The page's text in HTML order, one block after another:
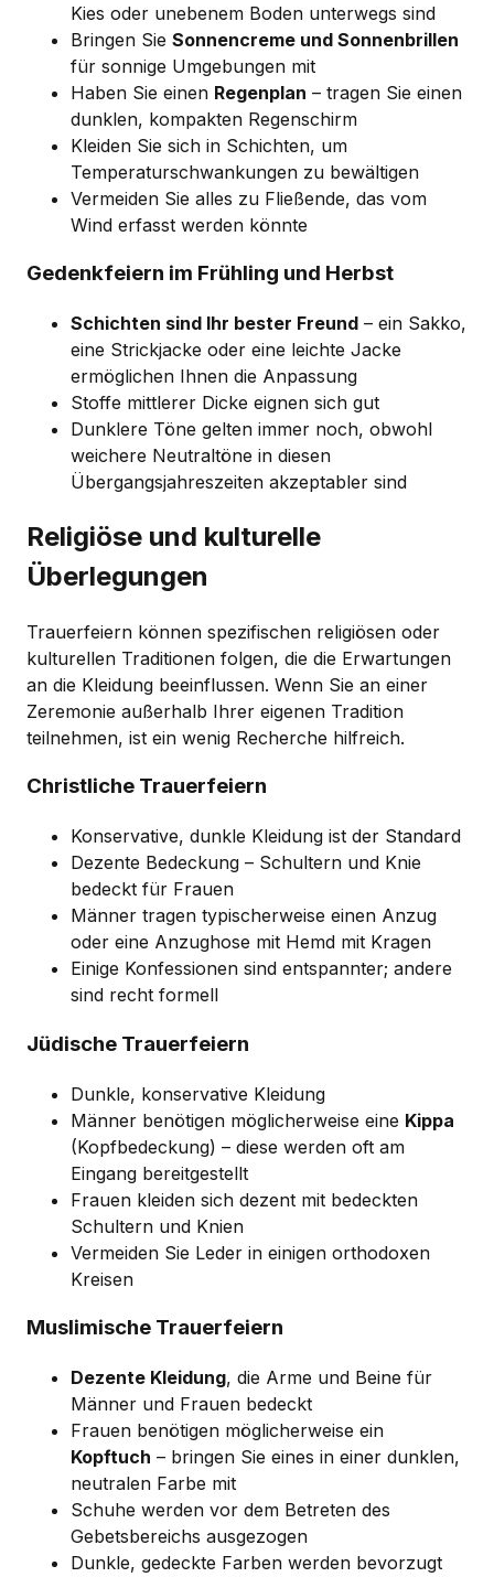
Kies oder unebenem Boden unterwegs sind
Bringen Sie Sonnencreme und Sonnenbrillen
für sonnige Umgebungen mit
Haben Sie einen Regenplan – tragen Sie einen
dunklen, kompakten Regenschirm
Kleiden Sie sich in Schichten, um
Temperaturschwankungen zu bewältigen
Vermeiden Sie alles zu Fließende, das vom
Wind erfasst werden könnte
Gedenkfeiern im Frühling und Herbst
Schichten sind Ihr bester Freund – ein Sakko,
eine Strickjacke oder eine leichte Jacke
ermöglichen Ihnen die Anpassung
Stoffe mittlerer Dicke eignen sich gut
Dunklere Töne gelten immer noch, obwohl
weichere Neutraltöne in diesen
Übergangsjahreszeiten akzeptabler sind
Religiöse und kulturelle
Überlegungen
Trauerfeiern können spezifischen religiösen oder
kulturellen Traditionen folgen, die die Erwartungen
an die Kleidung beeinflussen. Wenn Sie an einer
Zeremonie außerhalb Ihrer eigenen Tradition
teilnehmen, ist ein wenig Recherche hilfreich.
Christliche Trauerfeiern
Konservative, dunkle Kleidung ist der Standard
Dezente Bedeckung – Schultern und Knie
bedeckt für Frauen
Männer tragen typischerweise einen Anzug
oder eine Anzughose mit Hemd mit Kragen
Einige Konfessionen sind entspannter; andere
sind recht formell
Jüdische Trauerfeiern
Dunkle, konservative Kleidung
Männer benötigen möglicherweise eine Kippa
(Kopfbedeckung) – diese werden oft am
Eingang bereitgestellt
Frauen kleiden sich dezent mit bedeckten
Schultern und Knien
Vermeiden Sie Leder in einigen orthodoxen
Kreisen
Muslimische Trauerfeiern
Dezente Kleidung, die Arme und Beine für
Männer und Frauen bedeckt
Frauen benötigen möglicherweise ein
Kopftuch – bringen Sie eines in einer dunklen,
neutralen Farbe mit
Schuhe werden vor dem Betreten des
Gebetsbereichs ausgezogen
Dunkle, gedeckte Farben werden bevorzugt